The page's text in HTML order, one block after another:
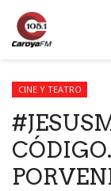
CINE Y TEATRO